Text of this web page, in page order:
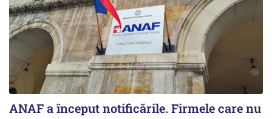
ANAF a început notificările. Firmele care nu